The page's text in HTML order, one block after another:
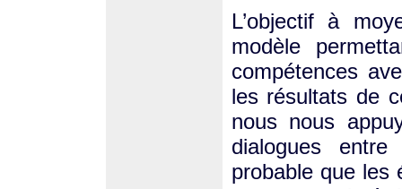
L’objectif à
modèle
compétences
les résultats de
nous nous
dialogues
probable que les